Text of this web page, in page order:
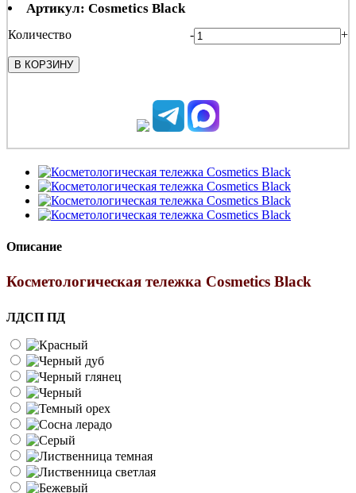
Артикул: Cosmetics Black
Количество - +
В КОРЗИНУ
Описание
Косметологическая тележка Cosmetics Black
ЛДСП ПД